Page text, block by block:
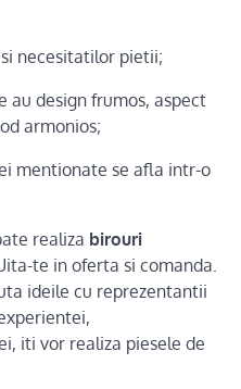
necesitatilor pietii;
au design frumos, aspect
armonios;
mentionate se afla intr-o
realiza birouri
te in oferta si comanda.
ideile cu reprezentantii
iti vor realiza piesele de